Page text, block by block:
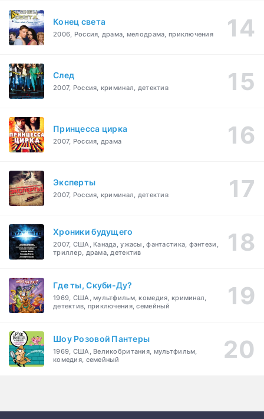
Конец света
2006, Россия, драма, мелодрама, приключения
След
2007, Россия, криминал, детектив
Принцесса цирка
2007, Россия, драма
Эксперты
2007, Россия, криминал, детектив
Хроники будущего
2007, США, Канада, ужасы, фантастика, фэнтези,
триллер, драма, детектив
Где ты, Скуби-Ду?
1969, США, мультфильм, комедия, криминал,
детектив, приключения, семейный
Шоу Розовой Пантеры
1969, США, Великобритания, мультфильм,
комедия, семейный